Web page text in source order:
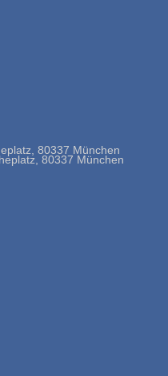
80337 München
80337 München